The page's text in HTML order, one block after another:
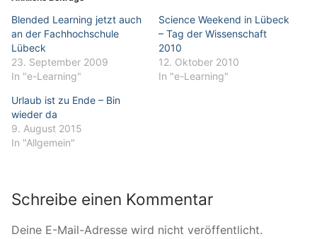
Blended Learning jetzt auch
an der Fachhochschule
Lübeck
23. September 2009
In "e-Learning"
Science Weekend in Lübeck
– Tag der Wissenschaft
2010
12. Oktober 2010
In "e-Learning"
Urlaub ist zu Ende – Bin
wieder da
9. August 2015
In "Allgemein"
Schreibe einen Kommentar
Deine E-Mail-Adresse wird nicht veröffentlicht.